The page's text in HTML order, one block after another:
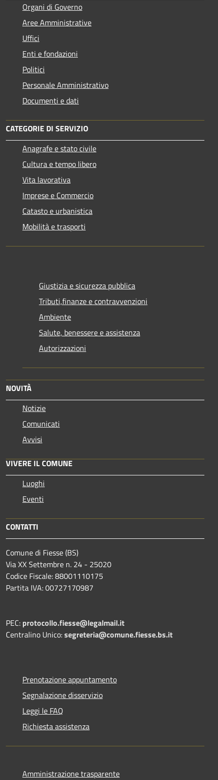
Organi di Governo
Aree Amministrative
Uffici
Enti e fondazioni
Politici
Personale Amministrativo
Documenti e dati
CATEGORIE DI SERVIZIO
Anagrafe e stato civile
Cultura e tempo libero
Vita lavorativa
Imprese e Commercio
Catasto e urbanistica
Mobilità e trasporti
Giustizia e sicurezza pubblica
Tributi,finanze e contravvenzioni
Ambiente
Salute, benessere e assistenza
Autorizzazioni
NOVITÀ
Notizie
Comunicati
Avvisi
VIVERE IL COMUNE
Luoghi
Eventi
CONTATTI
Comune di Fiesse (BS)
Via XX Settembre n. 24 - 25020
Codice Fiscale: 88001110175
Partita IVA: 00727170987
PEC: protocollo.fiesse@legalmail.it
Centralino Unico:segreteria@comune.fiesse.bs.it
Prenotazione appuntamento
Segnalazione disservizio
Leggi le FAQ
Richiesta assistenza
Amministrazione trasparente